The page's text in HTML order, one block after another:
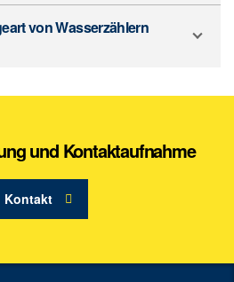
von Wasserzählern
und Kontaktaufnahme
Kontakt